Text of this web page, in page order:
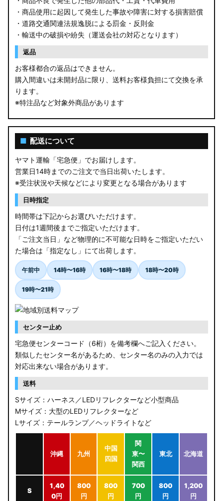
・商品使用に起因して発生した事故や障害に対する損害賠償
・道路交通関連法規逸脱による罰金・反則金
・輸送中の破損や紛失（運送会社の対応となります）
返品
お客様都合の返品はできません。
購入間違いは未開封品に限り、送料お客様負担にて交換を承
ります。
※特注品など対象外商品があります
■ 配送について
ヤマト運輸「宅急便」でお届けします。
営業日14時までのご注文で当日出荷いたします。
※受注状況や天候などにより変更となる場合があります
日時指定
時間帯は下記からお選びいただけます。
日付は1週間後までご指定いただけます。
「ご注文当日」など物理的に不可能な日時をご指定いただい
た場合は「指定なし」にて出荷します。
午前中 14時〜16時 16時〜18時 18時〜20時
19時〜21時
センター止め
宅急便センターコード（6桁）を備考欄へご記入ください。
類似したセンター名があるため、センター名のみの入力では
対応出来ない場合があります。
送料
Sサイズ：ハーネス／LEDリフレクターなど小型商品
Mサイズ：大型のLEDリフレクターなど
Lサイズ：テールランプ／ヘッドライトなど
沖縄 九州
中国
四国
関
東〜
関西
東北 北海道
S
1,40
0円
800
円
800
円
700
円
800
円
1,200
円